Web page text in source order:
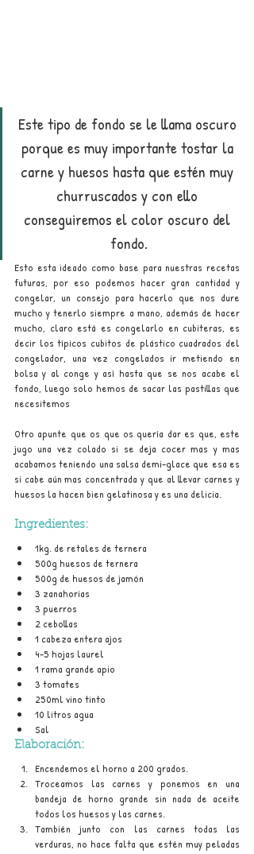
Este tipo de fondo se le llama oscuro
porque es muy importante tostar la
carne y huesos hasta que estén muy
churruscados y con ello
conseguiremos el color oscuro del
fondo.
Esto esta ideado como base para nuestras recetas
futuras, por eso podemos hacer gran cantidad y
congelar, un consejo para hacerlo que nos dure
mucho y tenerlo siempre a mano, además de hacer
mucho, claro está es congelarlo en cubiteras, es
decir los típicos cubitos de plástico cuadrados del
congelador, una vez congelados ir metiendo en
bolsa y al conge y así hasta que se nos acabe el
fondo, luego solo hemos de sacar las pastillas que
necesitemos
Otro apunte que os que os quería dar es que, este
jugo una vez colado si se deja cocer mas y mas
acabamos teniendo una salsa demi-glace que esa es
si cabe aún mas concentrada y que al llevar carnes y
huesos la hacen bien gelatinosa y es una delicia.
Ingredientes:
1kg. de retales de ternera
500g huesos de ternera
500g de huesos de jamón
3 zanahorias
3 puerros
2 cebollas
1 cabeza entera ajos
4-5 hojas laurel
1 rama grande apio
3 tomates
250ml vino tinto
10 litros agua
Sal
Elaboración:
Encendemos el horno a 200 grados.
Troceamos las carnes y ponemos en una
bandeja de horno grande sin nada de aceite
todos los huesos y las carnes.
También junto con las carnes todas las
verduras, no hace falta que estén muy peladas